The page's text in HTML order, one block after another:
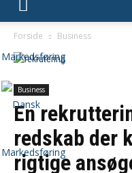
Forside Business
Business
En
redskab der
rigtige